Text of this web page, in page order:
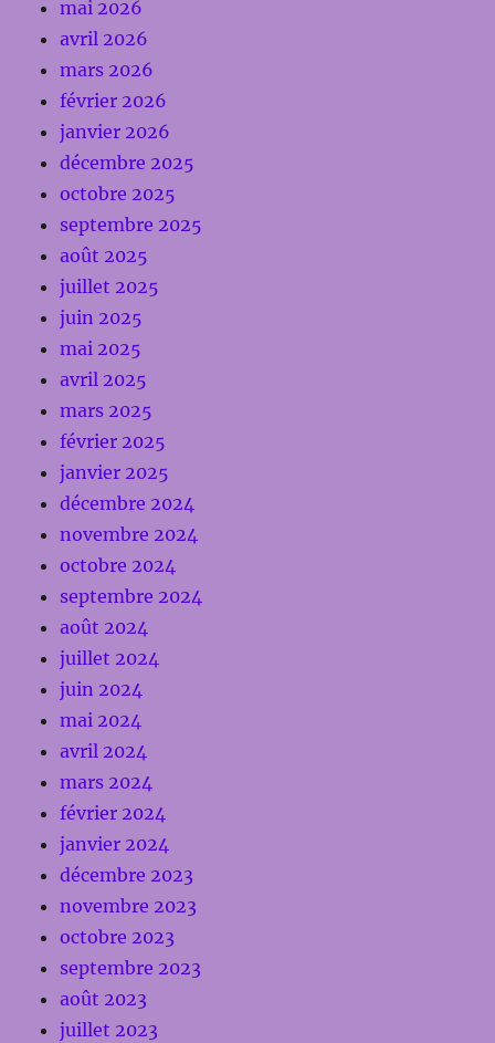
mai 2026
avril 2026
mars 2026
février 2026
janvier 2026
décembre 2025
octobre 2025
septembre 2025
août 2025
juillet 2025
juin 2025
mai 2025
avril 2025
mars 2025
février 2025
janvier 2025
décembre 2024
novembre 2024
octobre 2024
septembre 2024
août 2024
juillet 2024
juin 2024
mai 2024
avril 2024
mars 2024
février 2024
janvier 2024
décembre 2023
novembre 2023
octobre 2023
septembre 2023
août 2023
juillet 2023